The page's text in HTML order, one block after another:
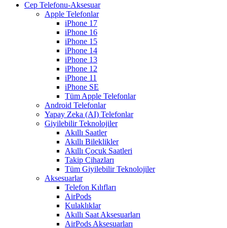
Cep Telefonu-Aksesuar
Apple Telefonlar
iPhone 17
iPhone 16
iPhone 15
iPhone 14
iPhone 13
iPhone 12
iPhone 11
iPhone SE
Tüm Apple Telefonlar
Android Telefonlar
Yapay Zeka (AI) Telefonlar
Giyilebilir Teknolojiler
Akıllı Saatler
Akıllı Bileklikler
Akıllı Çocuk Saatleri
Takip Cihazları
Tüm Giyilebilir Teknolojiler
Aksesuarlar
Telefon Kılıfları
AirPods
Kulaklıklar
Akıllı Saat Aksesuarları
AirPods Aksesuarları